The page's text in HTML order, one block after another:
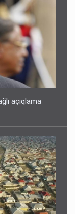
açıqlama